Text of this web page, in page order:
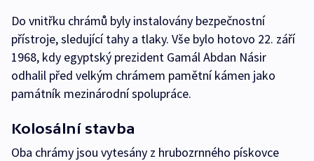
Do vnitřku chrámů byly instalovány bezpečnostní
přístroje, sledující tahy a tlaky. Vše bylo hotovo 22. září
1968, kdy egyptský prezident Gamál Abdan Násir
odhalil před velkým chrámem pamětní kámen jako
památník mezinárodní spolupráce.
Kolosální stavba
Oba chrámy jsou vytesány z hrubozrnného pískovce